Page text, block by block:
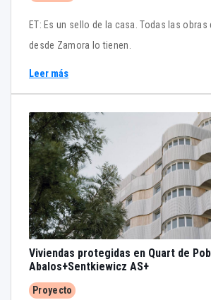
ET: Es un sello de la casa. Todas las obras que hemos hecho
desde Zamora lo tienen.
Leer más
Viviendas protegidas en Quart de
Abalos+Sentkiewicz AS+
Proyecto